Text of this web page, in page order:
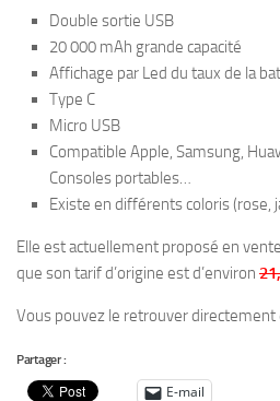
Double sortie USB
20 000 mAh grande capacité
Affichage par Led du taux de la
Type C
Micro USB
Compatible Apple, Samsung,
Consoles portables…
Existe en différents coloris (rose,
Elle est actuellement proposé en
que son tarif d’origine est d’environ
Vous pouvez le retrouver
Partager :
E-mail